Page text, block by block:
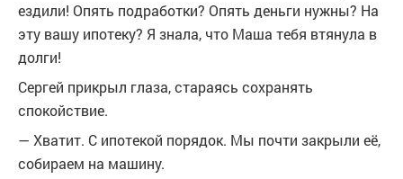
ездили! Опять подработки? Опять деньги нужны? На
эту вашу ипотеку? Я знала, что Маша тебя втянула в
долги!
Сергей прикрыл глаза, стараясь сохранять
спокойствие.
— Хватит. С ипотекой порядок. Мы почти закрыли её,
собираем на машину.